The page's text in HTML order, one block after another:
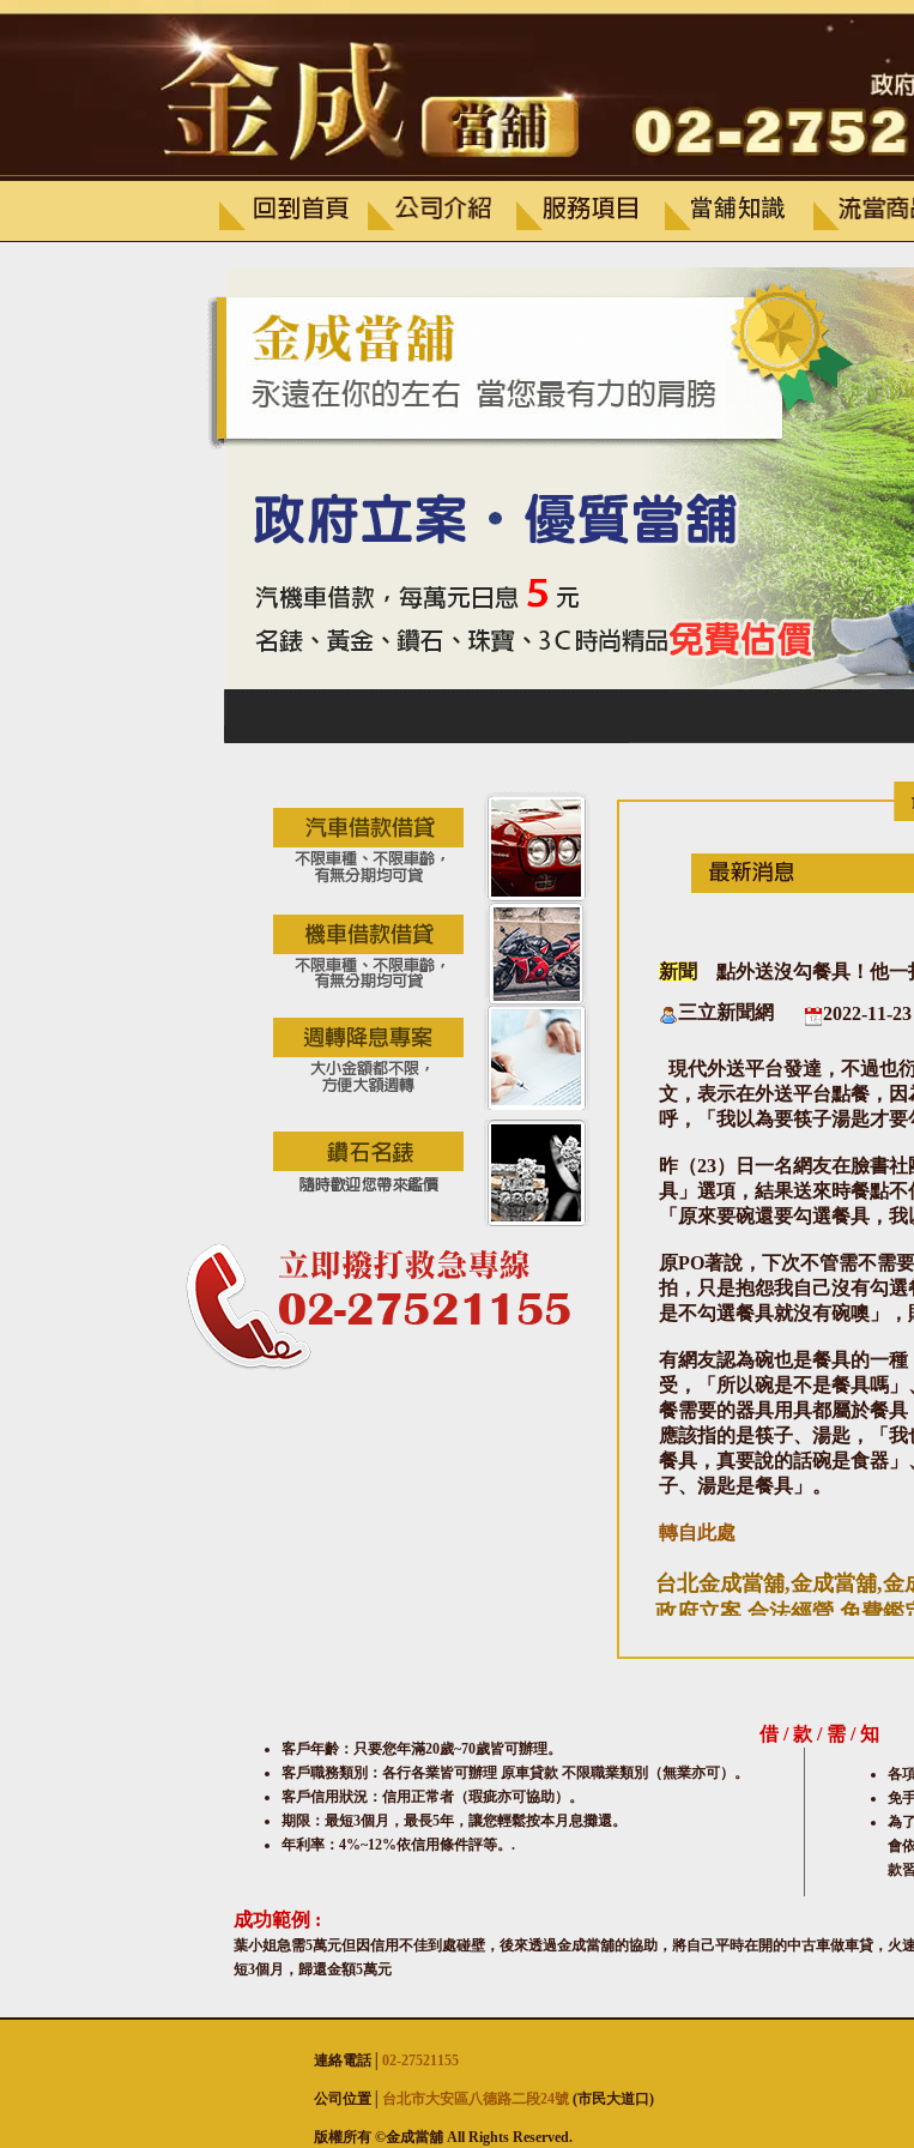
新聞
點外送沒勾餐具！他
三立新聞網
2022-11-23
現代外送平台發達，不過也
文，表示在外送平台點餐，
呼，「我以為要筷子湯匙才要
昨（23）日一名網友在臉書
具」選項，結果送來時餐點不
「原來要碗還要勾選餐具，
原PO著說，下次不管需不需
拍，只是抱怨我自己沒有勾
是不勾選餐具就沒有碗噢」，
有網友認為碗也是餐具的一
受，「所以碗是不是餐具嗎
餐需要的器具用具都屬於餐
應該指的是筷子、湯匙，「
餐具，真要說的話碗是食器
子、湯匙是餐具」。
轉自此處
台北金成當舖,金成當舖,
政府立案,合法經營,免費鑑
借 / 款 / 需 / 知
客戶年齡：只要您年滿20歲~70歲皆可辦理。
客戶職務類別：各行各業皆可辦理 原車貸款 不限職業類別（無業亦可）。
客戶信用狀況：信用正常者（瑕疵亦可協助）。
期限：最短3個月，最長5年，讓您輕鬆按本月息攤還。
年利率：4%~12%依信用條件評等。.
各
免
為
會
款
成功範例 :
葉小姐急需5萬元但因信用不佳到處碰壁，後來透過金成當舖的協助，將自己平時在開的中古車做車貸，火
短3個月，歸還金額5萬元
連絡電話│ 02-27521155
公司位置│ 台北市大安區八德路二段24號 (市民大道口)
版權所有 ©金成當舖 All Rights Reserved.